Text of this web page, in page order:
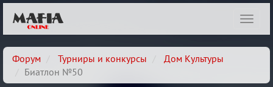
Форум
Турниры и конкурсы
Дом Культуры
Биатлон №50